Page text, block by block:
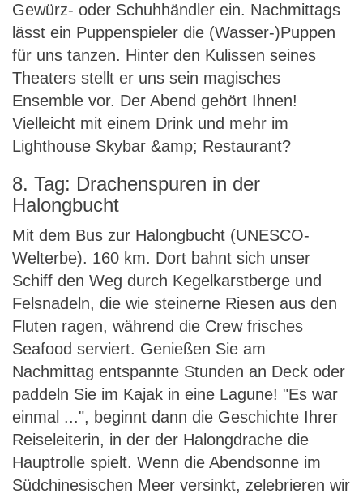
Gewürz- oder Schuhhändler ein. Nachmittags
lässt ein Puppenspieler die (Wasser-)Puppen
für uns tanzen. Hinter den Kulissen seines
Theaters stellt er uns sein magisches
Ensemble vor. Der Abend gehört Ihnen!
Vielleicht mit einem Drink und mehr im
Lighthouse Skybar &amp; Restaurant?
8. Tag: Drachenspuren in der
Halongbucht
Mit dem Bus zur Halongbucht (UNESCO-
Welterbe). 160 km. Dort bahnt sich unser
Schiff den Weg durch Kegelkarstberge und
Felsnadeln, die wie steinerne Riesen aus den
Fluten ragen, während die Crew frisches
Seafood serviert. Genießen Sie am
Nachmittag entspannte Stunden an Deck oder
paddeln Sie im Kajak in eine Lagune! "Es war
einmal ...", beginnt dann die Geschichte Ihrer
Reiseleiterin, in der der Halongdrache die
Hauptrolle spielt. Wenn die Abendsonne im
Südchinesischen Meer versinkt, zelebrieren wir